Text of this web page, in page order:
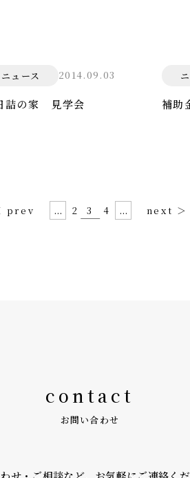
ニュース 2014.09.03
詰の家 見学会 補助
prev ... 2 3 4 ... next ＞
contact
お問い合わせ